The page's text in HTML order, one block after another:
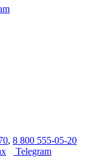
, 8 800 555-05-20
Telegram